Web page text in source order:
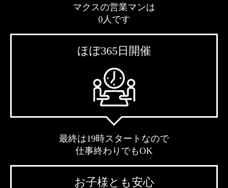
マクスの営業マンは
0人です
ほぼ365日開催
最終は19時スタートなので
仕事終わりでもOK
お子様とも安心